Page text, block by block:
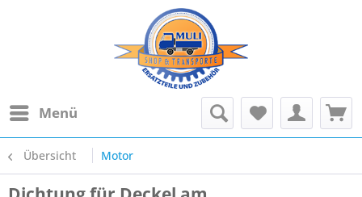
Menü
Übersicht Motor